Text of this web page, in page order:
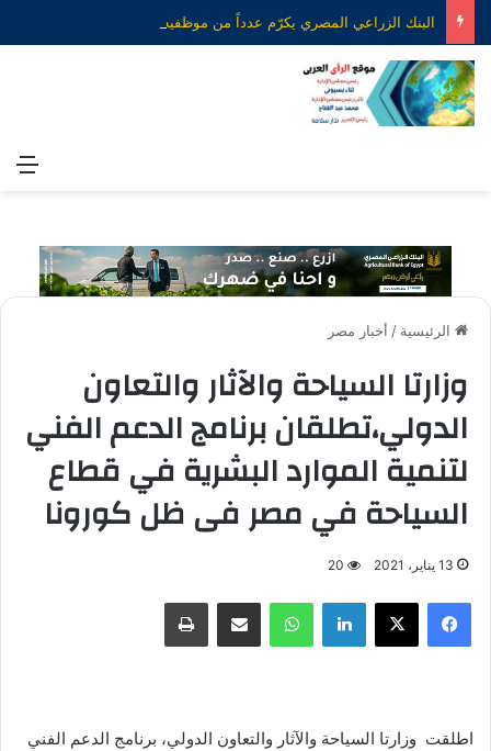
الرئيسية / أخبار مصر
وزارتا السياحة والآثار والتعاون
الدولي،تطلقان برنامج الدعم الفني
لتنمية الموارد البشرية في قطاع
السياحة في مصر فى ظل كورونا
13 يناير، 2021 20
فيسبوك X لينكدإن واتساب مشاركة عبر البريد طباعة
اطلقت وزارتا السياحة والآثار والتعاون الدولي، برنامج الدعم الفني